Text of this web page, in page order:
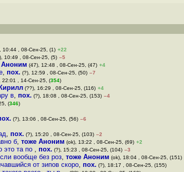
10:44 , 08-Сен-25, (1) +22
10:49 , 08-Сен-25, (5) –5
Аноним (47), 12:48 , 08-Сен-25, (47) +4
, пох. (?), 12:59 , 08-Сен-25, (50) –7
22:01 , 14-Сен-25, (354)
Кирилл (??), 16:29 , 08-Сен-25, (116) +4
в, пох. (?), 18:08 , 08-Сен-25, (153) –4
(346)
(?), 13:06 , 08-Сен-25, (56) –6
, пох. (?), 15:20 , 08-Сен-25, (103) –2
б, тоже Аноним (ok), 13:22 , 08-Сен-25, (69) +2
это та по , пох. (?), 15:23 , 08-Сен-25, (104) –3
вообще без роз, тоже Аноним (ok), 18:04 , 08-Сен-25, (151)
от зипов скоро, пох. (?), 18:17 , 08-Сен-25, (155)